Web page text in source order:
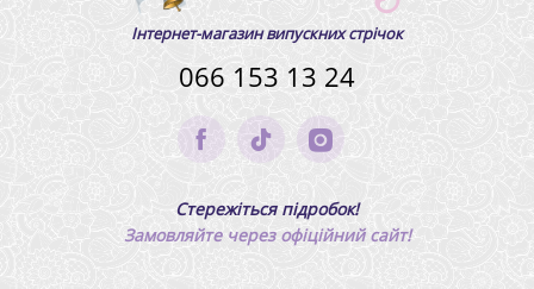
Інтернет-магазин випускних стрічок
066 153 13 24
Стережіться підробок!
Замовляйте через офіційний сайт!